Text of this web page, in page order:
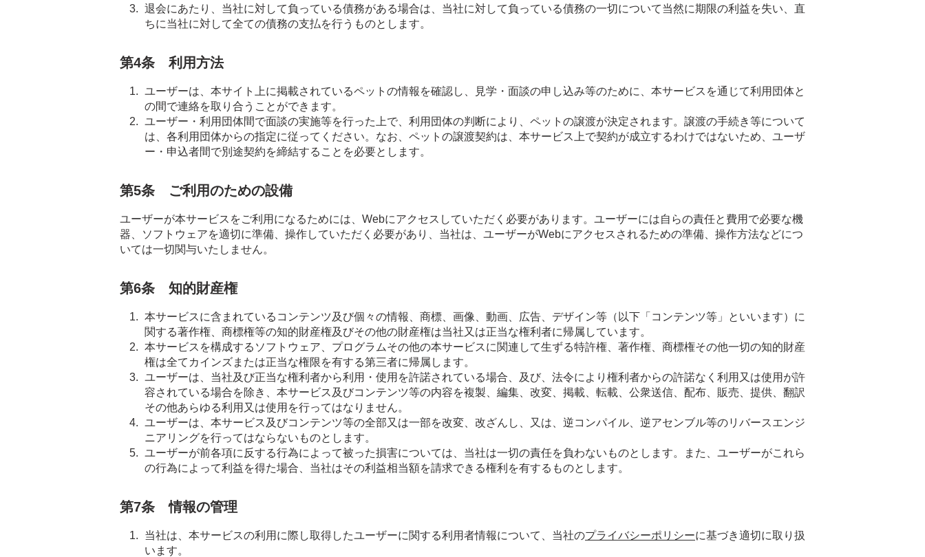
退会にあたり、当社に対して負っている債務がある場合は、当社に対して負っている債務の一切について当然に期限の利益を失い、直
ちに当社に対して全ての債務の支払を行うものとします。
第4条 利用方法
ユーザーは、本サイト上に掲載されているペットの情報を確認し、見学・面談の申し込み等のために、本サービスを通じて利用団体と
の間で連絡を取り合うことができます。
ユーザー・利用団体間で面談の実施等を行った上で、利用団体の判断により、ペットの譲渡が決定されます。譲渡の手続き等について
は、各利用団体からの指定に従ってください。なお、ペットの譲渡契約は、本サービス上で契約が成立するわけではないため、ユーザ
ー・申込者間で別途契約を締結することを必要とします。
第5条 ご利用のための設備
ユーザーが本サービスをご利用になるためには、Webにアクセスしていただく必要があります。ユーザーには自らの責任と費用で必要な機
器、ソフトウェアを適切に準備、操作していただく必要があり、当社は、ユーザーがWebにアクセスされるための準備、操作方法などにつ
いては一切関与いたしません。
第6条 知的財産権
本サービスに含まれているコンテンツ及び個々の情報、商標、画像、動画、広告、デザイン等（以下「コンテンツ等」といいます）に
関する著作権、商標権等の知的財産権及びその他の財産権は当社又は正当な権利者に帰属しています。
本サービスを構成するソフトウェア、プログラムその他の本サービスに関連して生ずる特許権、著作権、商標権その他一切の知的財産
権は全てカインズまたは正当な権限を有する第三者に帰属します。
ユーザーは、当社及び正当な権利者から利用・使用を許諾されている場合、及び、法令により権利者からの許諾なく利用又は使用が許
容されている場合を除き、本サービス及びコンテンツ等の内容を複製、編集、改変、掲載、転載、公衆送信、配布、販売、提供、翻訳
その他あらゆる利用又は使用を行ってはなりません。
ユーザーは、本サービス及びコンテンツ等の全部又は一部を改変、改ざんし、又は、逆コンパイル、逆アセンブル等のリバースエンジ
ニアリングを行ってはならないものとします。
ユーザーが前各項に反する行為によって被った損害については、当社は一切の責任を負わないものとします。また、ユーザーがこれら
の行為によって利益を得た場合、当社はその利益相当額を請求できる権利を有するものとします。
第7条 情報の管理
当社は、本サービスの利用に際し取得したユーザーに関する利用者情報について、当社のプライバシーポリシーに基づき適切に取り扱
います。